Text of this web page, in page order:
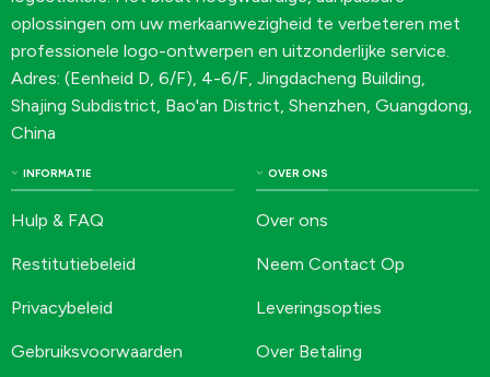
oplossingen om uw merkaanwezigheid te verbeteren met
professionele logo-ontwerpen en uitzonderlijke service.
Adres: (Eenheid D, 6/F), 4-6/F, Jingdacheng Building,
Shajing Subdistrict, Bao'an District, Shenzhen, Guangdong,
China
INFORMATIE
Hulp & FAQ
Restitutiebeleid
Privacybeleid
Gebruiksvoorwaarden
OVER ONS
Over ons
Neem Contact Op
Leveringsopties
Over Betaling